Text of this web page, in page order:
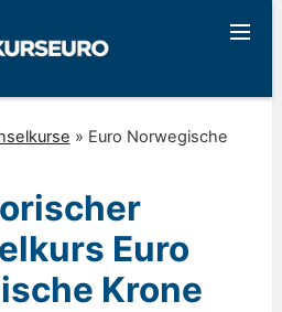
» Euro Norwegische
Euro
Krone